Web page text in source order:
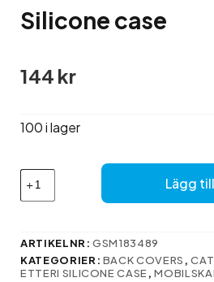
Silicone case
144 kr
100 i lager
Silicone
case
mängd
Lägg
ARTIKELNR:GSM183489
KATEGORIER: BACK COVERS ,
ETTERI SILICONE CASE ,